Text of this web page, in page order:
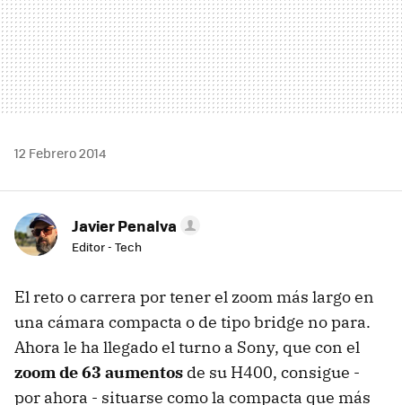
12 Febrero 2014
Javier Penalva
Editor - Tech
El reto o carrera por tener el zoom más largo en
una cámara compacta o de tipo bridge no para.
Ahora le ha llegado el turno a Sony, que con el
zoom de 63 aumentos de su H400, consigue -
por ahora - situarse como la compacta que más